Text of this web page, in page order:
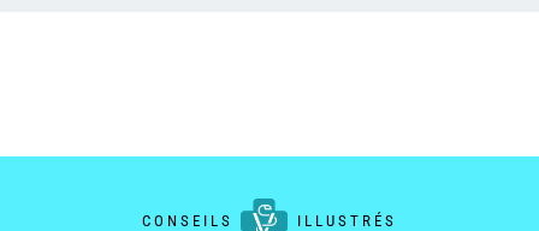
CONSEILS ILLUSTRÉS